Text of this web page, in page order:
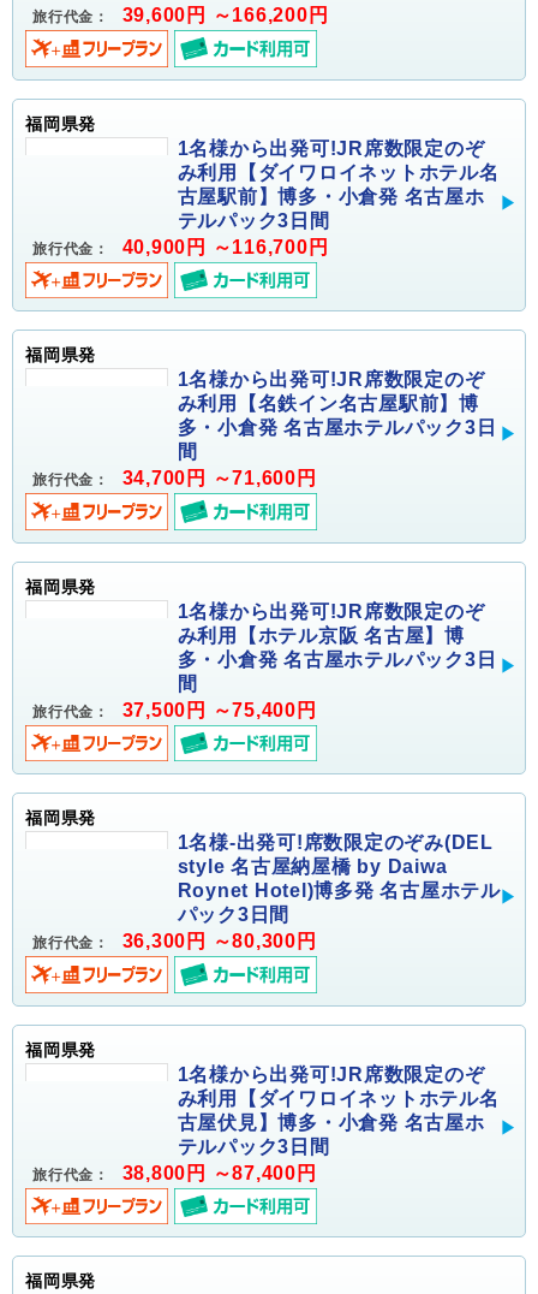
旅行代金： 39,600円 ～166,200円
福岡県発
1名様から出発可!JR席数限定のぞ
み利用【ダイワロイネットホテル名
古屋駅前】博多・小倉発 名古屋ホ
テルパック3日間
旅行代金： 40,900円 ～116,700円
福岡県発
1名様から出発可!JR席数限定のぞ
み利用【名鉄イン名古屋駅前】博
多・小倉発 名古屋ホテルパック3日
間
旅行代金： 34,700円 ～71,600円
福岡県発
1名様から出発可!JR席数限定のぞ
み利用【ホテル京阪 名古屋】博
多・小倉発 名古屋ホテルパック3日
間
旅行代金： 37,500円 ～75,400円
福岡県発
1名様-出発可!席数限定のぞみ(DEL
style 名古屋納屋橋 by Daiwa
Roynet Hotel)博多発 名古屋ホテル
パック3日間
旅行代金： 36,300円 ～80,300円
福岡県発
1名様から出発可!JR席数限定のぞ
み利用【ダイワロイネットホテル名
古屋伏見】博多・小倉発 名古屋ホ
テルパック3日間
旅行代金： 38,800円 ～87,400円
福岡県発